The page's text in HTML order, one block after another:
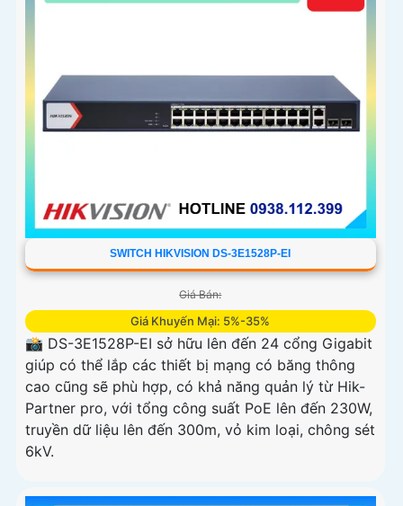
SWITCH HIKVISION DS-3E1528P-EI
Giá Bán:
Giá Khuyến Mại: 5%-35%
📸 DS-3E1528P-EI sở hữu lên đến 24 cổng Gigabit
giúp có thể lắp các thiết bị mạng có băng thông
cao cũng sẽ phù hợp, có khả năng quản lý từ Hik-
Partner pro, với tổng công suất PoE lên đến 230W,
truyền dữ liệu lên đến 300m, vỏ kim loại, chông sét
6kV.